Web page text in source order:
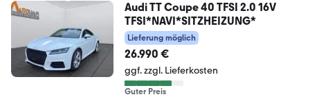
Audi TT Coupe 40 TFSI 2.0 16V
TFSI*NAVI*SITZHEIZUNG*
Lieferung möglich
26.990 €
ggf. zzgl. Lieferkosten
Guter Preis